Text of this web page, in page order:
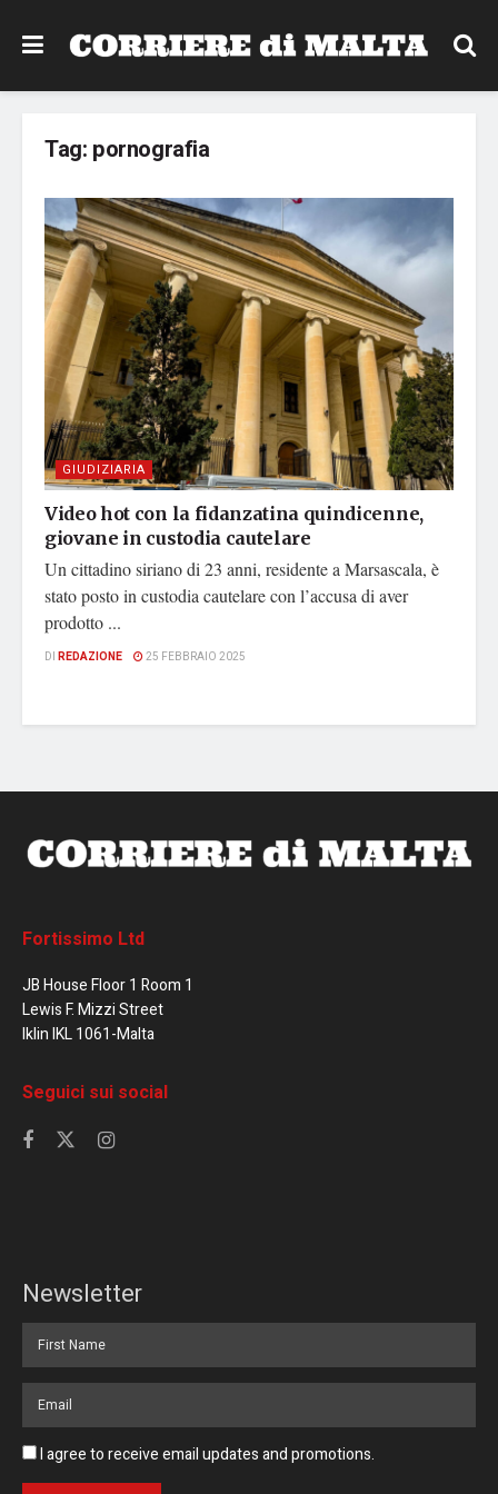
Tag: pornografia
GIUDIZIARIA
Video hot con la fidanzatina quindicenne,
giovane in custodia cautelare
Un cittadino siriano di 23 anni, residente a Marsascala, è
stato posto in custodia cautelare con l’accusa di aver
prodotto ...
DI REDAZIONE 25 FEBBRAIO 2025
Fortissimo Ltd
JB House Floor 1 Room 1
Lewis F. Mizzi Street
Iklin IKL 1061-Malta
Seguici sui social
Newsletter
I agree to receive email updates and promotions.